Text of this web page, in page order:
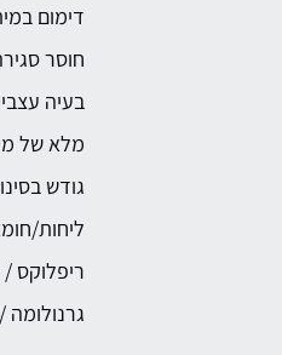
דימום
חוסר
בעיה
מלא של
גודש
ליחות/
ריפלוקס
גרנולומה